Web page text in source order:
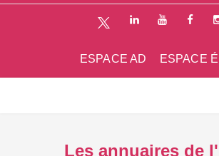
ESPACE
ESPACE AD
Les annuaires de